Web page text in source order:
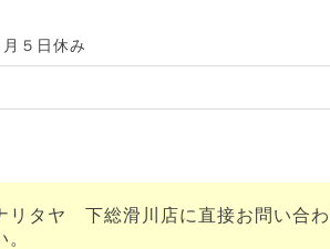
５日休み
リタヤ 下総滑川店に直接お問い合